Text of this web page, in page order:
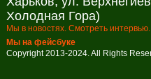
Холодная Гора)
Мы в новостях. Смотреть интервью.
Мы на фейсбуке
Copyright 2013-2024. All Rights